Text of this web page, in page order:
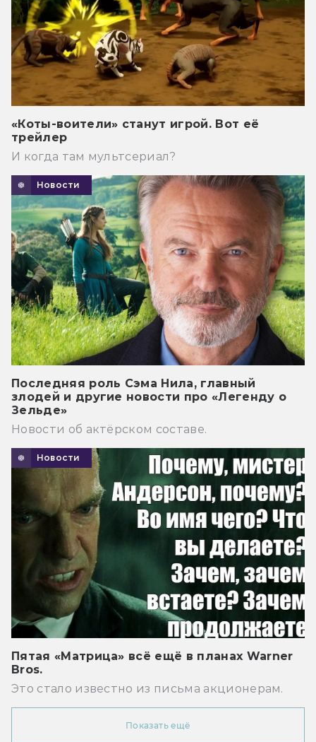
«Коты-воители» станут игрой. Вот её
трейлер
И когда там мультсериал?
Новости
Последняя роль Сэма Нила, главный
злодей и другие новости про «Легенду о
Зельде»
Новости об актёрском составе.
Новости
Пятая «Матрица» всё ещё в планах Warner
Bros.
Это стало известно из письма акционерам.
Показать ещё